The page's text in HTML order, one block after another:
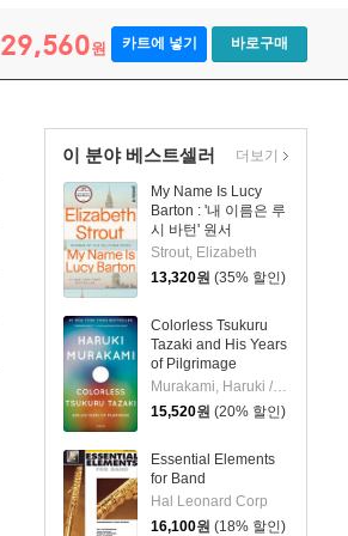
29,560원 카트에 넣기 바로구매
이 분야 베스트셀러
My Name Is Lucy
Barton : '내 이름은 루
시 바턴' 원서
Strout, Elizabeth
13,320원 (35% 할인)
Colorless Tsukuru
Tazaki and His Years
of Pilgrimage
Murakami, Haruki / Gabriel, Philip
15,520원 (20% 할인)
Essential Elements
for Band
Hal Leonard Corp
16,100원 (18% 할인)
더보기